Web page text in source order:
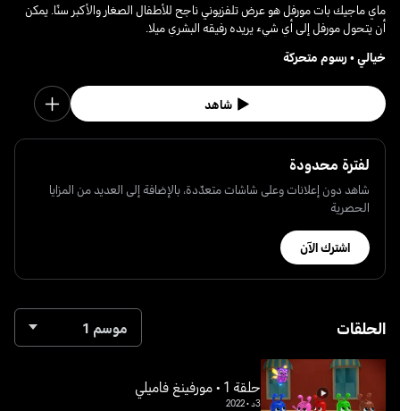
ماي ماجيك بات مورفل هو عرض تلفزيوني ناجح للأطفال الصغار والأكبر سنًا. يمكن
أن يتحول مورفل إلى أي شيء يريده رفيقه البشري ميلا.
خيالي •رسوم متحركة
شاهد
لفترة محدودة
شاهد دون إعلانات وعلى شاشات متعدّدة، بالإضافة إلى العديد من المزايا
الحصرية
اشترك الآن
الحلقات موسم 1
حلقة 1 • مورفينغ فاميلي
3د •
2022